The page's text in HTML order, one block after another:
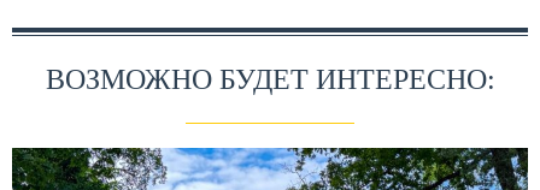
ВОЗМОЖНО БУДЕТ ИНТЕРЕСНО: